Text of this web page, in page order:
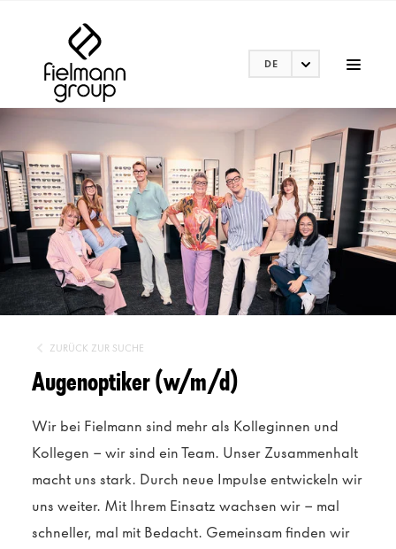
DE
ZURÜCK ZUR SUCHE
Augenoptiker (w/m/d)
Wir bei Fielmann sind mehr als Kolleginnen und
Kollegen – wir sind ein Team. Unser Zusammenhalt
macht uns stark. Durch neue Impulse entwickeln wir
uns weiter. Mit Ihrem Einsatz wachsen wir – mal
schneller, mal mit Bedacht. Gemeinsam finden wir